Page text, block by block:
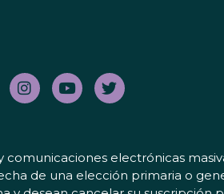
comunicaciones electrónicas
de una elección primaria o